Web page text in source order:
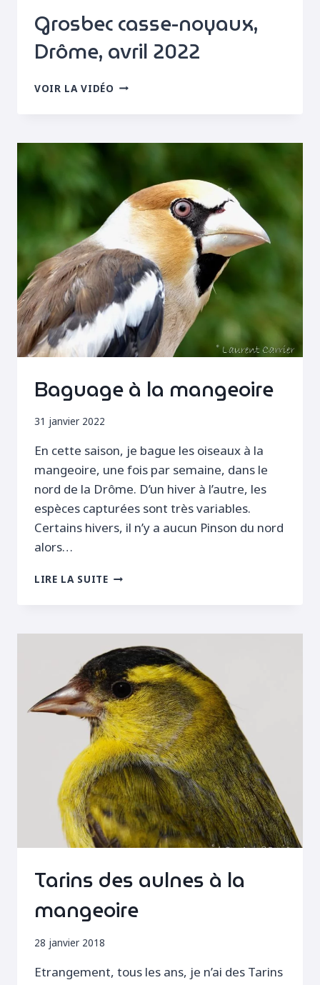
Grosbec casse-noyaux,
Drôme, avril 2022
VOIR LA VIDÉO GROSBEC
AVRIL
Baguage à la mangeoire
31 janvier 2022
En cette saison, je bague les oiseaux à la
mangeoire, une fois par semaine, dans le
nord de la Drôme. D’un hiver à l’autre, les
espèces capturées sont très variables.
Certains hivers, il n’y a aucun Pinson du nord
alors…
LIRE LA SUITEBAGUAGE
Tarins des aulnes à la
mangeoire
28 janvier 2018
Etrangement, tous les ans, je n’ai des Tarins